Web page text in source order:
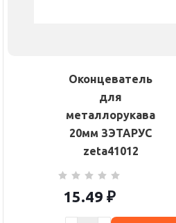
Оконцеватель
для
металлорукава
20мм ЗЭТАРУС
zeta41012
15.49 ₽